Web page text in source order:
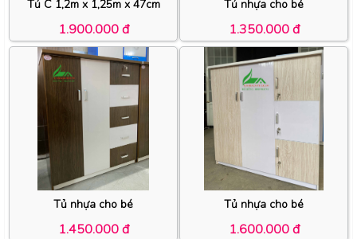
Tủ C 1,2m x 1,25m x 47cm
1.900.000 đ
Tủ nhựa cho bé
1.350.000 đ
Tủ nhựa cho bé
1.450.000 đ
Tủ nhựa cho bé
1.600.000 đ